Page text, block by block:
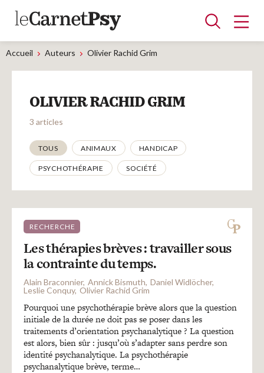
Articles
A la une
Adolescence
Dispositif
Enfance
Périnatalité
Psychanalyse
Psychopathologie
Soin
Dossiers
Blocs-notes
Recherches
Entretiens
Revues
Accueil Auteurs Olivier Rachid Grim
OLIVIER RACHID GRIM
3 articles
Thématiques
TOUS ANIMAUX HANDICAP
PSYCHOTHÉRAPIE SOCIÉTÉ
RECHERCHE
Les thérapies brèves : travailler sous
la contrainte du temps.
Alain Braconnier Annick Bismuth Daniel Widlöcher
Leslie Conquy Olivier Rachid Grim
Pourquoi une psychothérapie brève alors que la question
initiale de la durée ne doit pas se poser dans les
traitements d’orientation psychanalytique ? La question
est alors, bien sûr : jusqu’où s’adapter sans perdre son
identité psychanalytique. La psychothérapie
psychanalytique brève, terme…